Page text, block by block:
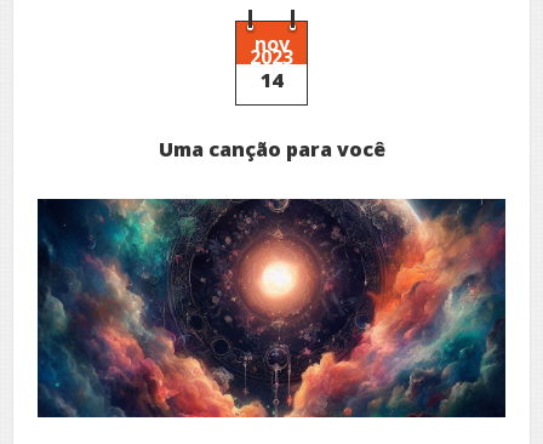
nov
2023
14
Uma canção para você